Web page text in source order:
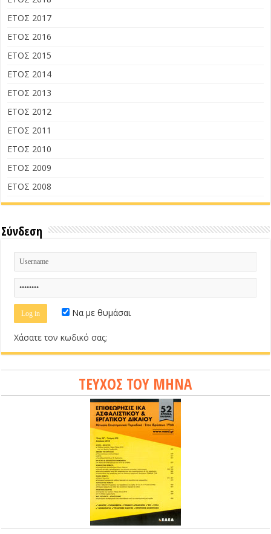
ΕΤΟΣ 2017
ΕΤΟΣ 2016
ΕΤΟΣ 2015
ΕΤΟΣ 2014
ΕΤΟΣ 2013
ΕΤΟΣ 2012
ΕΤΟΣ 2011
ΕΤΟΣ 2010
ΕΤΟΣ 2009
ΕΤΟΣ 2008
Σύνδεση
Να με θυμάσαι
Χάσατε τον κωδικό σας;
ΤΕΥΧΟΣ ΤΟΥ ΜΗΝΑ